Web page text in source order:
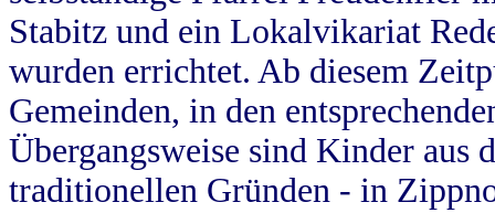
Stabitz und ein Lokalvikariat
wurden errichtet. Ab diesem
Gemeinden, in den
Übergangsweise sind Kinder aus
traditionellen Gründen - in